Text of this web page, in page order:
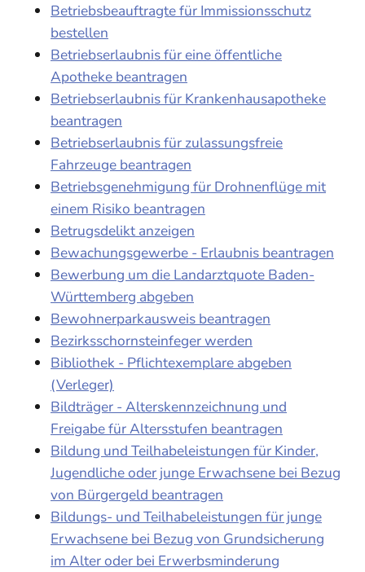
Betriebsbeauftragte für Immissionsschutz
bestellen
Betriebserlaubnis für eine öffentliche
Apotheke beantragen
Betriebserlaubnis für Krankenhausapotheke
beantragen
Betriebserlaubnis für zulassungsfreie
Fahrzeuge beantragen
Betriebsgenehmigung für Drohnenflüge mit
einem Risiko beantragen
Betrugsdelikt anzeigen
Bewachungsgewerbe - Erlaubnis beantragen
Bewerbung um die Landarztquote Baden-
Württemberg abgeben
Bewohnerparkausweis beantragen
Bezirksschornsteinfeger werden
Bibliothek - Pflichtexemplare abgeben
(Verleger)
Bildträger - Alterskennzeichnung und
Freigabe für Altersstufen beantragen
Bildung und Teilhabeleistungen für Kinder,
Jugendliche oder junge Erwachsene bei Bezug
von Bürgergeld beantragen
Bildungs- und Teilhabeleistungen für junge
Erwachsene bei Bezug von Grundsicherung
im Alter oder bei Erwerbsminderung